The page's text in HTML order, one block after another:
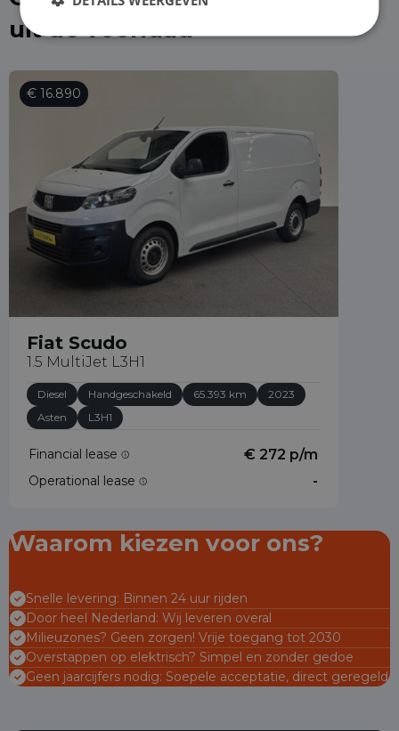
uit de voorraad
€ 16.890
Fiat Scudo
1.5 MultiJet L3H1
Diesel Handgeschakeld 65.393 km
2023
Asten
L3H1
Financial lease € 272 p/m
Operational lease -
Waarom kiezen voor ons?
Snelle levering: Binnen 24 uur rijden
Door heel Nederland: Wij leveren overal
Milieuzones? Geen zorgen! Vrije toegang tot 2030
Overstappen op elektrisch? Simpel en zonder gedoe
Geen jaarcijfers nodig: Soepele acceptatie, direct geregeld